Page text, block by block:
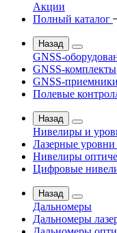
Акции
Полный каталог
Назад
GNSS-
GNSS-комплекты
GNSS-приемники
Полевые
Назад
Нивелиры и
Лазерные уровни
Нивелиры
Цифровые
Назад
Дальномеры
Дальномеры